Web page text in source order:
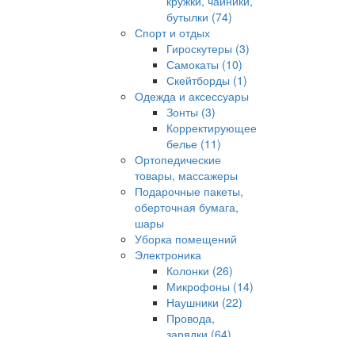
бутылки (74)
Спорт и отдых
Гироскутеры (3)
Самокаты (10)
Скейтборды (1)
Одежда и аксессуары
Зонты (3)
Корректирующее
белье (11)
Ортопедические
товары, массажеры
Подарочные пакеты,
оберточная бумага,
шары
Уборка помещений
Электроника
Колонки (26)
Микрофоны (14)
Наушники (22)
Провода,
зарядки (64)